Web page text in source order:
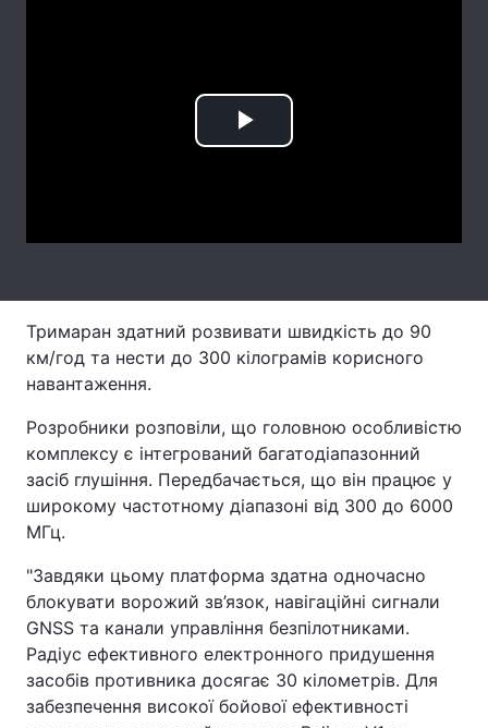
Play
Тримаран здатний розвивати швидкість до 90
км/год та нести до 300 кілограмів корисного
навантаження.
Розробники розповіли, що головною особливістю
комплексу є інтегрований багатодіапазонний
засіб глушіння. Передбачається, що він працює у
широкому частотному діапазоні від 300 до 6000
МГц.
"Завдяки цьому платформа здатна одночасно
блокувати ворожий зв’язок, навігаційні сигнали
GNSS та канали управління безпілотниками.
Радіус ефективного електронного придушення
засобів противника досягає 30 кілометрів. Для
забезпечення високої бойової ефективності